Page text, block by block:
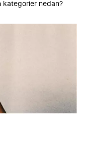
kategorier nedan?